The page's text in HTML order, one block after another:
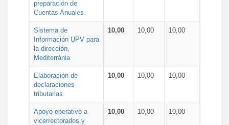
preparación de
Cuentas Anuales
Sistema de
Información UPV para
la dirección,
Mediterrània
10,00 10,00 10,00
Elaboración de
declaraciones
tributarias
10,00 10,00 10,00
Apoyo operativo a
vicerrectorados y
10,00 10,00 10,00